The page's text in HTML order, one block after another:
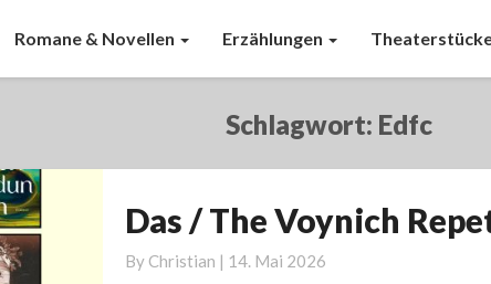
Romane & Novellen Erzählungen
Schlagwort: Edfc
Das
The
Das / The Voynich
By Christian | 14. Mai 2026